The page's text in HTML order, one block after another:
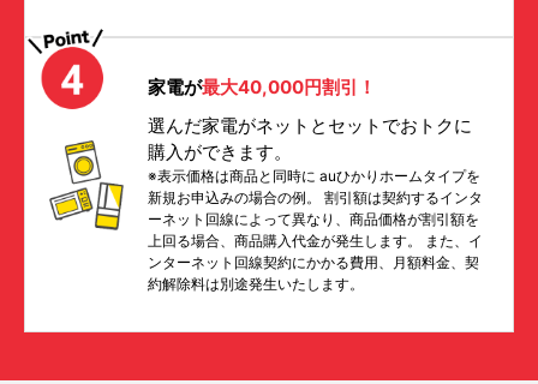
家電が最大40,000円割引！
選んだ家電がネットとセットでおトクに
購入ができます。
※表示価格は商品と同時に auひかりホームタイプを
新規お申込みの場合の例。 割引額は契約するインタ
ーネット回線によって異なり、商品価格が割引額を
上回る場合、商品購入代金が発生します。 また、イ
ンターネット回線契約にかかる費用、月額料金、契
約解除料は別途発生いたします。